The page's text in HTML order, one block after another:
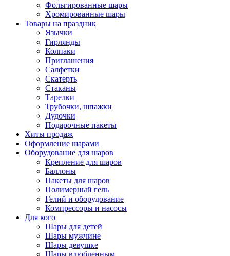
Фольгированные шары
Хромированные шары
Товары на праздник
Язычки
Гирлянды
Колпаки
Приглашения
Салфетки
Скатерть
Стаканы
Тарелки
Трубочки, шпажки
Дудочки
Подарочные пакеты
Хиты продаж
Оформление шарами
Оборудование для шаров
Крепление для шаров
Баллоны
Пакеты для шаров
Полимерный гель
Гелий и оборудование
Компрессоры и насосы
Для кого
Шары для детей
Шары мужчине
Шары девушке
Шары влюбленным